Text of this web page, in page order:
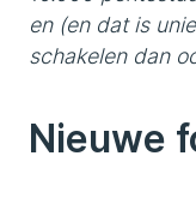
en (en dat is
schakelen dan
Nieuwe